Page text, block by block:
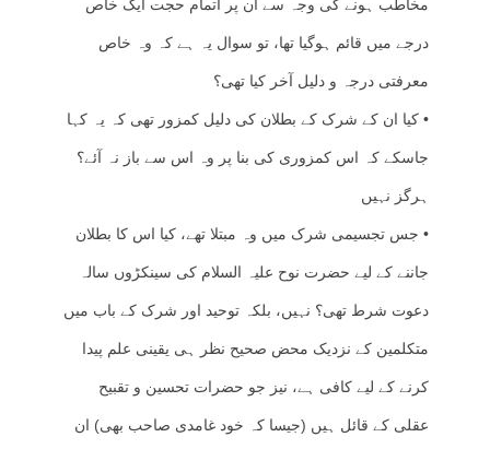
مخاطب ہونے کی وجہ سے ان پر اتمام حجت ایک خاص
درجے میں قائم ہوگیا تھا، تو سوال یہ ہے کہ وہ خاص
معرفتی درجہ و دلیل آخر کیا تھی؟
• کیا ان کے شرک کے بطلان کی دلیل کمزور تھی کہ یہ کہا
جاسکے کہ اس کمزوری کی بنا پر وہ اس سے باز نہ آئے؟
ہرگز نہیں
• جس تجسیمی شرک میں وہ مبتلا تھے، کیا اس کا بطلان
جاننے کے لیے حضرت نوح علیہ السلام کی سینکڑوں سالہ
دعوت شرط تھی؟ نہیں، بلکہ توحید اور شرک کے باب میں
متکلمین کے نزدیک محض صحیح نظر ہی یقینی علم پیدا
کرنے کے لیے کافی ہے، نیز جو حضرات تحسین و تقبیح
عقلی کے قائل ہیں (جیسا کہ خود غامدی صاحب بھی) ان